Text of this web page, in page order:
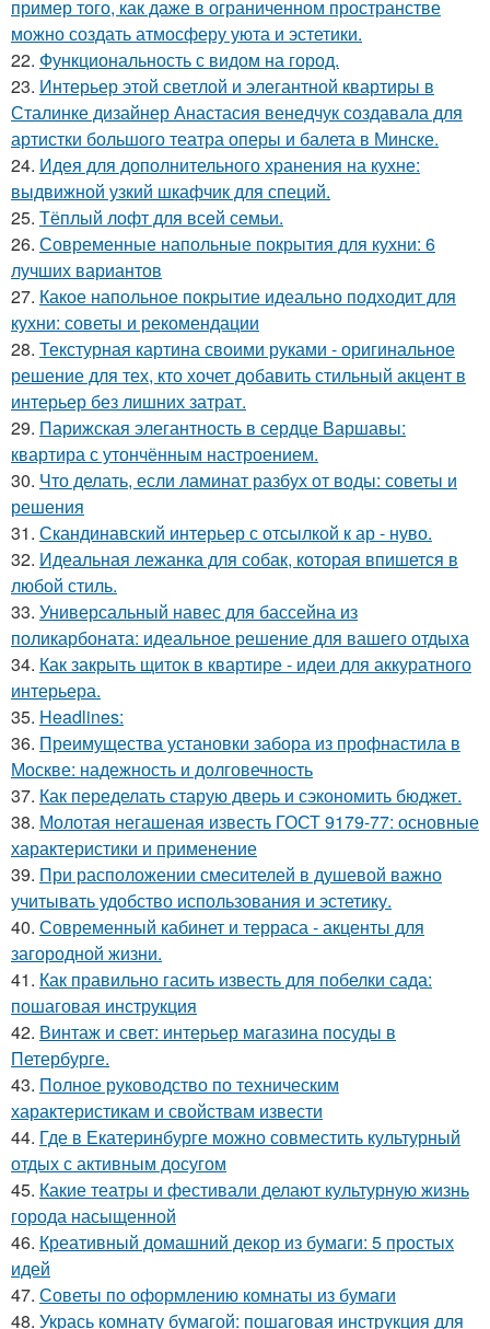
пример того, как даже в ограниченном пространстве
можно создать атмосферу уюта и эстетики.
22. Функциональность с видом на город.
23. Интерьер этой светлой и элегантной квартиры в
Сталинке дизайнер Анастасия венедчук создавала для
артистки большого театра оперы и балета в Минске.
24. Идея для дополнительного хранения на кухне:
выдвижной узкий шкафчик для специй.
25. Тёплый лофт для всей семьи.
26. Современные напольные покрытия для кухни: 6
лучших вариантов
27. Какое напольное покрытие идеально подходит для
кухни: советы и рекомендации
28. Текстурная картина своими руками - оригинальное
решение для тех, кто хочет добавить стильный акцент в
интерьер без лишних затрат.
29. Парижская элегантность в сердце Варшавы:
квартира с утончённым настроением.
30. Что делать, если ламинат разбух от воды: советы и
решения
31. Скандинавский интерьер с отсылкой к ар - нуво.
32. Идеальная лежанка для собак, которая впишется в
любой стиль.
33. Универсальный навес для бассейна из
поликарбоната: идеальное решение для вашего отдыха
34. Как закрыть щиток в квартире - идеи для аккуратного
интерьера.
35. Headlines:
36. Преимущества установки забора из профнастила в
Москве: надежность и долговечность
37. Как переделать старую дверь и сэкономить бюджет.
38. Молотая негашеная известь ГОСТ 9179-77: основные
характеристики и применение
39. При расположении смесителей в душевой важно
учитывать удобство использования и эстетику.
40. Современный кабинет и терраса - акценты для
загородной жизни.
41. Как правильно гасить известь для побелки сада:
пошаговая инструкция
42. Винтаж и свет: интерьер магазина посуды в
Петербурге.
43. Полное руководство по техническим
характеристикам и свойствам извести
44. Где в Екатеринбурге можно совместить культурный
отдых с активным досугом
45. Какие театры и фестивали делают культурную жизнь
города насыщенной
46. Креативный домашний декор из бумаги: 5 простых
идей
47. Советы по оформлению комнаты из бумаги
48. Укрась комнату бумагой: пошаговая инструкция для